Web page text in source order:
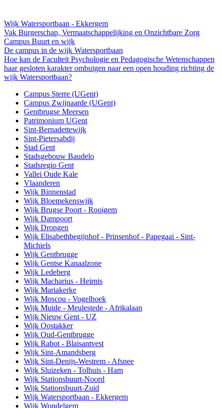
Wijk Watersportbaan - Ekkergem
Vak Burgerschap, Vermaatschappelijking en Onzichtbare Zorg
Campus Buurt en wijk
De campus in de wijk Water­sport­baan
Hoe kan de Faculteit Psychologie en Pedagogische Wetenschappen
haar gesloten karakter ombuigen naar een open houding richting de
wijk Watersportbaan?
Campus Sterre (UGent)
Campus Zwijnaarde (UGent)
Gentbrugse Meersen
Patrimonium UGent
Sint-Bernadettewijk
Sint-Pietersabdij
Stad Gent
Stadsgebouw Baudelo
Stadsregio Gent
Vallei Oude Kale
Vlaanderen
Wijk Binnenstad
Wijk Bloemekenswijk
Wijk Brugse Poort - Rooigem
Wijk Dampoort
Wijk Drongen
Wijk Elisabethbegijnhof - Prinsenhof - Papegaai - Sint-
Michiels
Wijk Gentbrugge
Wijk Gentse Kanaalzone
Wijk Ledeberg
Wijk Macharius - Heirnis
Wijk Mariakerke
Wijk Moscou - Vogelhoek
Wijk Muide - Meulestede - Afrikalaan
Wijk Nieuw Gent - UZ
Wijk Oostakker
Wijk Oud-Gentbrugge
Wijk Rabot - Blaisantvest
Wijk Sint-Amandsberg
Wijk Sint-Denijs-Westrem - Afsnee
Wijk Sluizeken - Tolhuis - Ham
Wijk Stationsbuurt-Noord
Wijk Stationsbuurt-Zuid
Wijk Watersportbaan - Ekkergem
Wijk Wondelgem